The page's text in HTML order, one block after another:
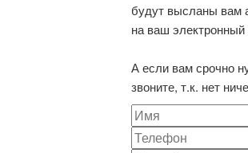
будут высланы вам
на ваш электронный
А если вам срочно
звоните, т.к. нет